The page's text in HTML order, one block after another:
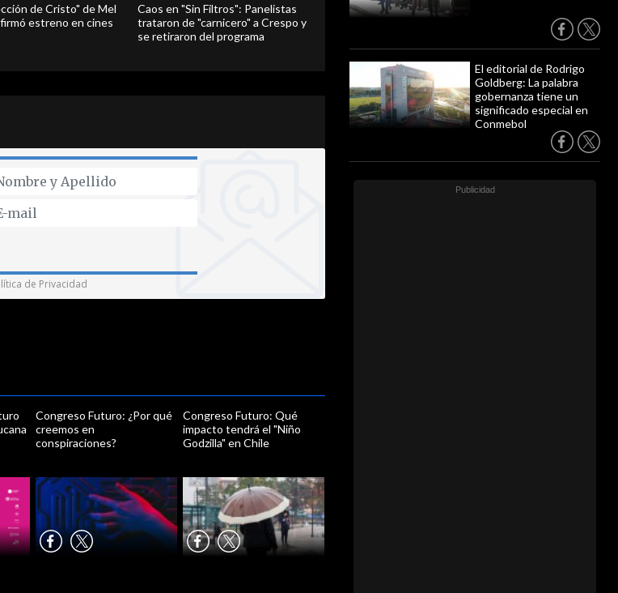
El editorial de Rodrigo
Goldberg: La palabra
gobernanza tiene un
significado especial en
Conmebol
de Cristo" de Mel
estreno en cines
Caos en "Sin Filtros": Panelistas
trataron de "carnicero" a Crespo y
se retiraron del programa
de Privacidad
Congreso Futuro: ¿Por qué
creemos en
conspiraciones?
Congreso Futuro: Qué
impacto tendrá el "Niño
Godzilla" en Chile